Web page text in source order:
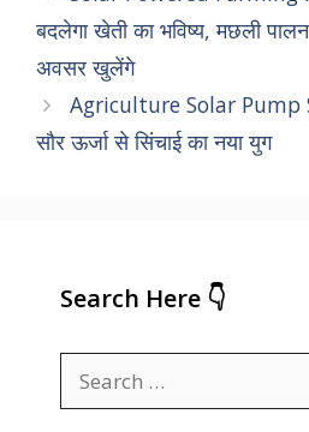
बदलेगा खेती का भविष्य, मछली
अवसर खुलेंगे
Agriculture Solar Pump
सौर ऊर्जा से सिंचाई का नया युग
Search Here 👇
Search